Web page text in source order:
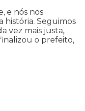
e nós nos
história. Seguimos
vez mais justa,
o prefeito,